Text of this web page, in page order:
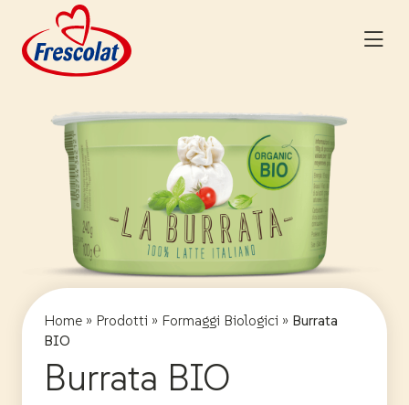
content
Home » Prodotti » Formaggi Biologici » Burrata
BIO
Burrata BIO